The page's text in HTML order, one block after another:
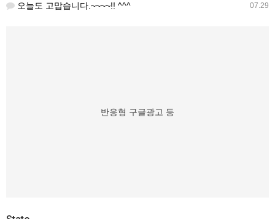
07.29
오늘도 고맙습니다.~~~~!! ^^^
반응형 구글광고 등